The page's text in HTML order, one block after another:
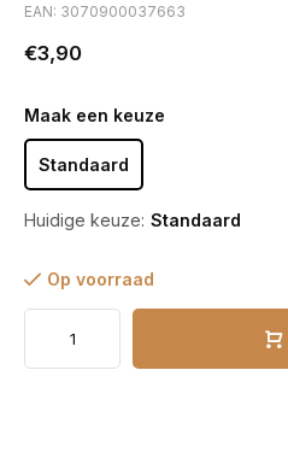
EAN: 3070900037663
€3,90
Maak een keuze
Standaard
Huidige keuze: Standaard
Op voorraad